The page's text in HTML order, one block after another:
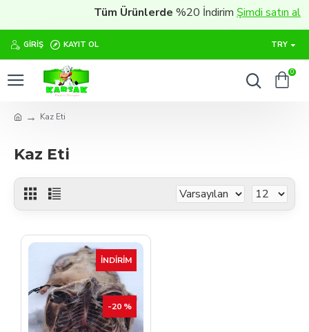
Tüm Ürünlerde%20 İndirimŞimdi satın al
GIRIŞ KAYIT OL TRY
0
Kaz Eti
Kaz Eti
İNDIRIM
-20 %